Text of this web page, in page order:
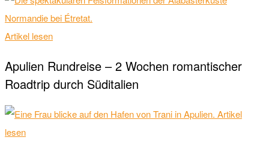
Artikel lesen
Apulien Rundreise – 2 Wochen romantischer
Roadtrip durch Süditalien
Artikel
lesen